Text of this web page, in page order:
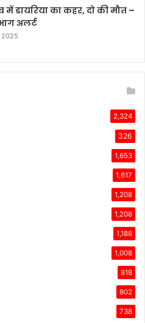
में डायरिया का कहर, दो की मौत –
अलर्ट
2025
2,324
326
1,653
1,617
1,208
1,208
1,188
1,008
818
802
738